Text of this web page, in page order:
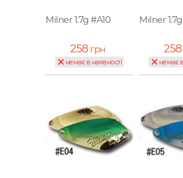
Milner 1.7g #A10
258грн
немає в наявності
Milner
258
немає